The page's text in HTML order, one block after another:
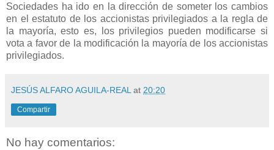
Sociedades ha ido en la dirección de someter los cambios
en el estatuto de los accionistas privilegiados a la regla de
la mayoría, esto es, los privilegios pueden modificarse si
vota a favor de la modificación la mayoría de los accionistas
privilegiados.
JESÚS ALFARO AGUILA-REAL at 20:20
Compartir
No hay comentarios: